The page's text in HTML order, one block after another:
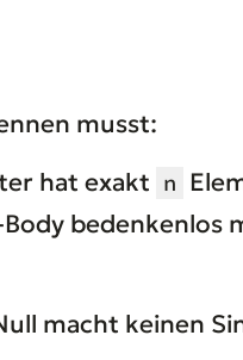
musst:
hat exakt n
macht keinen